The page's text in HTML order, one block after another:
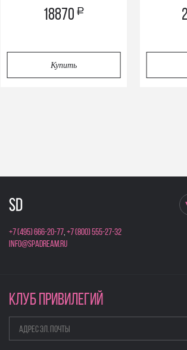
18870 a
Купить
+7 (495) 666-20-77,+7 (800) 555-27-32
info@spadream.ru
КЛУБ ПРИВИЛЕГИЙ